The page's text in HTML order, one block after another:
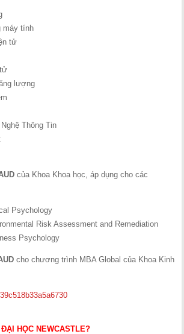
máy tính
tử
lượng
Thông Tin
của Khoa Khoa học, áp dụng cho các
Psychology
Risk Assessment and Remediation
Psychology
cho chương trình MBA Global của Khoa Kinh
HỌC NEWCASTLE?